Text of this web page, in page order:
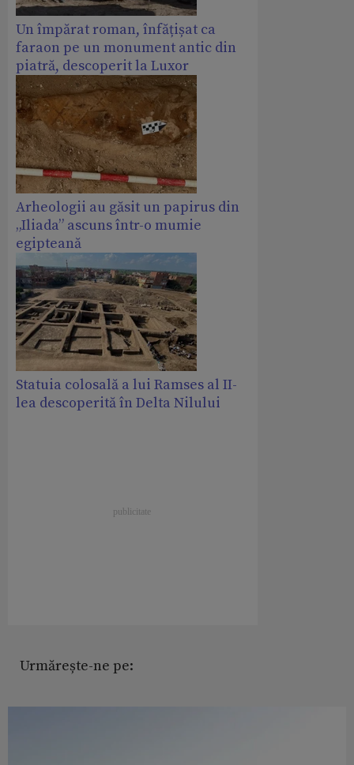
Un împărat roman, înfățișat ca
faraon pe un monument antic din
piatră, descoperit la Luxor
Arheologii au găsit un papirus din
„Iliada” ascuns într-o mumie
egipteană
Statuia colosală a lui Ramses al II-
lea descoperită în Delta Nilului
Urmărește-ne pe: